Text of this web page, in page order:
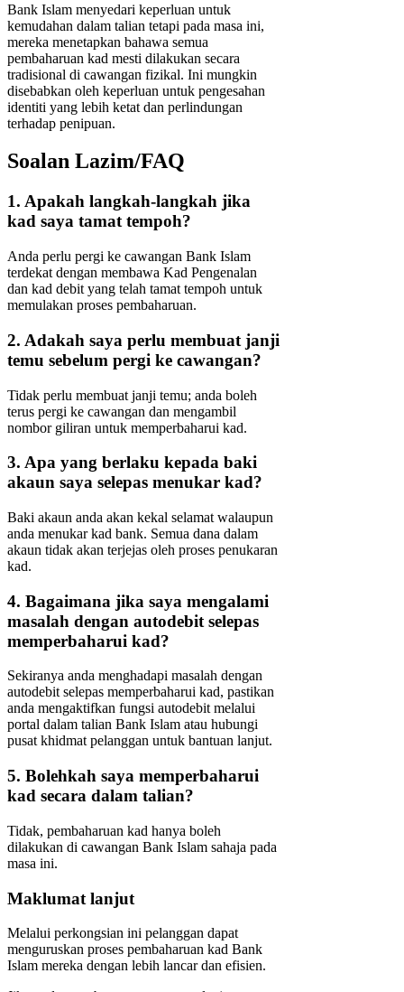
Bank Islam menyedari keperluan untuk
kemudahan dalam talian tetapi pada masa ini,
mereka menetapkan bahawa semua
pembaharuan kad mesti dilakukan secara
tradisional di cawangan fizikal. Ini mungkin
disebabkan oleh keperluan untuk pengesahan
identiti yang lebih ketat dan perlindungan
terhadap penipuan.
Soalan Lazim/FAQ
1. Apakah langkah-langkah jika
kad saya tamat tempoh?
Anda perlu pergi ke cawangan Bank Islam
terdekat dengan membawa Kad Pengenalan
dan kad debit yang telah tamat tempoh untuk
memulakan proses pembaharuan.
2. Adakah saya perlu membuat janji
temu sebelum pergi ke cawangan?
Tidak perlu membuat janji temu; anda boleh
terus pergi ke cawangan dan mengambil
nombor giliran untuk memperbaharui kad.
3. Apa yang berlaku kepada baki
akaun saya selepas menukar kad?
Baki akaun anda akan kekal selamat walaupun
anda menukar kad bank. Semua dana dalam
akaun tidak akan terjejas oleh proses penukaran
kad.
4. Bagaimana jika saya mengalami
masalah dengan autodebit selepas
memperbaharui kad?
Sekiranya anda menghadapi masalah dengan
autodebit selepas memperbaharui kad, pastikan
anda mengaktifkan fungsi autodebit melalui
portal dalam talian Bank Islam atau hubungi
pusat khidmat pelanggan untuk bantuan lanjut.
5. Bolehkah saya memperbaharui
kad secara dalam talian?
Tidak, pembaharuan kad hanya boleh
dilakukan di cawangan Bank Islam sahaja pada
masa ini.
Maklumat lanjut
Melalui perkongsian ini pelanggan dapat
menguruskan proses pembaharuan kad Bank
Islam mereka dengan lebih lancar dan efisien.